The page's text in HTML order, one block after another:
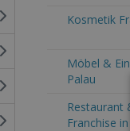
Kosmetik
Möbel &
Palau
Restaurant
Franchise in